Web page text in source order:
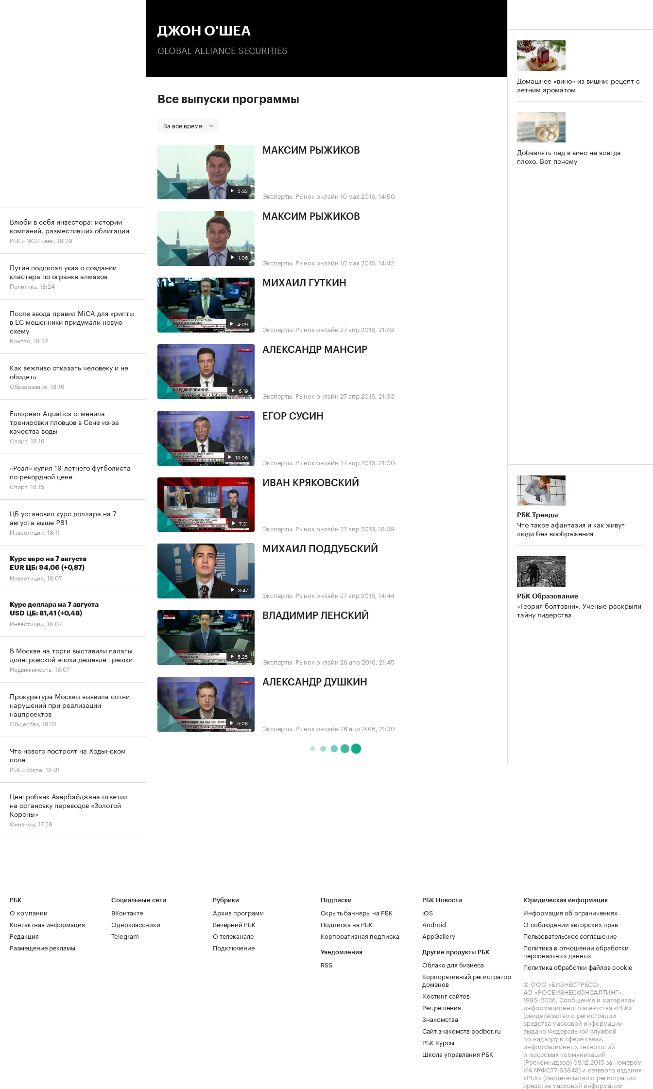
ДЖОН О'ШЕА
GLOBAL ALLIANCE SECURITIES
Все выпуски программы
За все время
5:32
МАКСИМ РЫЖИКОВ
Эксперты. Рынок онлайн 10 мая 2016, 14:50
1:06
МАКСИМ РЫЖИКОВ
Эксперты. Рынок онлайн 10 мая 2016, 14:42
4:09
МИХАИЛ ГУТКИН
Эксперты. Рынок онлайн 27 апр 2016, 21:49
6:19
АЛЕКСАНДР МАНСИР
Эксперты. Рынок онлайн 27 апр 2016, 21:30
13:06
ЕГОР СУСИН
Эксперты. Рынок онлайн 27 апр 2016, 21:00
7:31
ИВАН КРЯКОВСКИЙ
Эксперты. Рынок онлайн 27 апр 2016, 18:39
3:47
МИХАИЛ ПОДДУБСКИЙ
Эксперты. Рынок онлайн 27 апр 2016, 14:44
5:25
ВЛАДИМИР ЛЕНСКИЙ
Эксперты. Рынок онлайн 26 апр 2016, 21:45
5:08
АЛЕКСАНДР ДУШКИН
Эксперты. Рынок онлайн 26 апр 2016, 21:30
Домашнее «вино» из вишни: рецепт с
летним ароматом
Добавлять лед в вино не всегда
плохо. Вот почему
РБК Тренды
Что такое афантазия и как живут
люди без воображения
РБК Образование
«Теория болтовни». Ученые раскрыли
тайну лидерства
Влюби в себя инвестора: истории
компаний, разместивших облигации
РБК и МСП Банк, 18:29
Путин подписал указ о создании
кластера по огранке алмазов
Политика, 18:24
После ввода правил MiCA для крипты
в ЕС мошенники придумали новую
схему
Крипто, 18:22
Как вежливо отказать человеку и не
обидеть
Образование, 18:16
European Aquatics отменила
тренировки пловцов в Сене из-за
качества воды
Спорт, 18:16
«Реал» купил 19-летнего футболиста
по рекордной цене
Спорт, 18:15
ЦБ установил курс доллара на 7
августа выше ₽81
Инвестиции, 18:11
Курс евро на 7 августа
EUR ЦБ: 94,06 (+0,87)
Инвестиции, 18:07
Курс доллара на 7 августа
USD ЦБ: 81,41 (+0,48)
Инвестиции, 18:07
В Москве на торги выставили палаты
допетровской эпохи дешевле трешки
Недвижимость, 18:07
Прокуратура Москвы выявила сотни
нарушений при реализации
нацпроектов
Общество, 18:01
Что нового построят на Ходынском
поле
РБК и Stone, 18:01
Центробанк Азербайджана ответил
на остановку переводов «Золотой
Короны»
Финансы, 17:59
РБК
О компании
Контактная информация
Редакция
Размещение рекламы
Социальные сети
ВКонтакте
Одноклассники
Telegram
Рубрики
Архив программ
Вечерний РБК
О телеканале
Подключение
Подписки
Скрыть баннеры на РБК
Подписка на РБК
Корпоративная подписка
Уведомления
RSS
РБК Новости
iOS
Android
AppGallery
Другие продукты РБК
Облако для бизнеса
Корпоративный регистратор
доменов
Хостинг сайтов
Рег.решения
Знакомства
Сайт знакомств podbor.ru
РБК Курсы
Школа управления РБК
Юридическая информация
Информация об ограничениях
О соблюдении авторских прав
Пользовательское соглашение
Политика в отношении обработки
персональных данных
Политика обработки файлов cookie
© ООО «БИЗНЕСПРЕСС»,
АО «РОСБИЗНЕСКОНСАЛТИНГ»,
1995–2026. Сообщения и материалы
информационного агентства «РБК»
(свидетельство о регистрации
средства массовой информации
выдано Федеральной службой
по надзору в сфере связи,
информационных технологий
и массовых коммуникаций
(Роскомнадзор) 09.12.2015 за номером
ИА №ФС77-63848) и сетевого издания
«РБК» (свидетельство о регистрации
средства массовой информации